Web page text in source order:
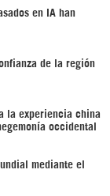
en IA han
de la región
la experiencia china
occidental
mediante el